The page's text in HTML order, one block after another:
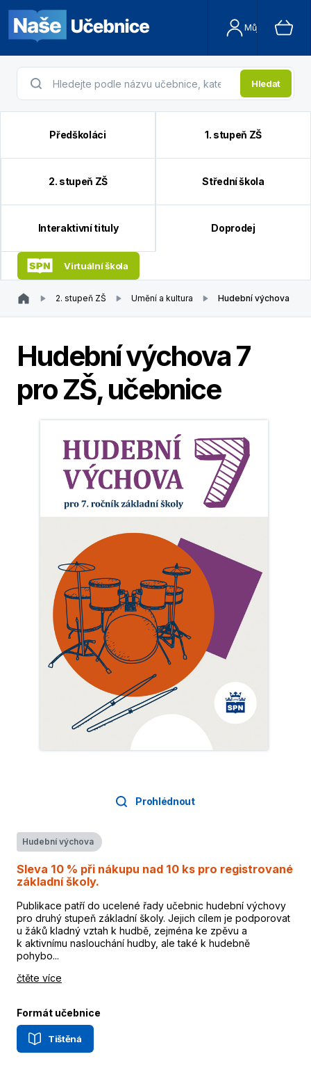
Můj účet
Hledat
Předškoláci 1. stupeň ZŠ
2. stupeň ZŠ Střední škola
Interaktivní tituly Doprodej
Virtuální škola
2. stupeň ZŠ Umění a kultura Hudební výchova
Hudební výchova 7
pro ZŠ, učebnice
Prohlédnout
Hudební výchova
Sleva 10 % při nákupu nad 10 ks pro registrované
základní školy.
Publikace patří do ucelené řady učebnic hudební výchovy
pro druhý stupeň základní školy. Jejich cílem je podporovat
u žáků kladný vztah k hudbě, zejména ke zpěvu a
k aktivnímu naslouchání hudby, ale také k hudebně
pohybo...
čtěte více
Formát učebnice
Tištěná